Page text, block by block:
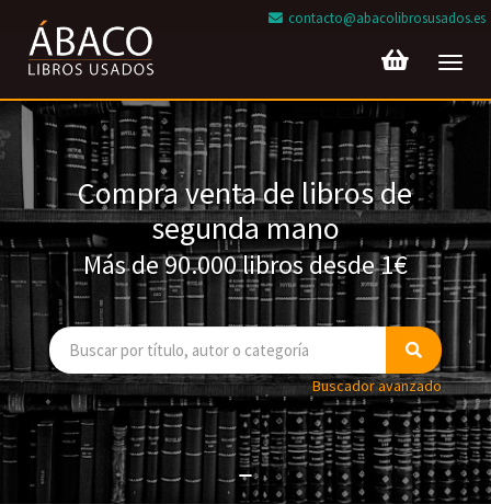
contacto@abacolibrosusados.es
Compra venta de libros de
segunda mano
Más de 90.000 libros desde 1€
Buscador avanzado